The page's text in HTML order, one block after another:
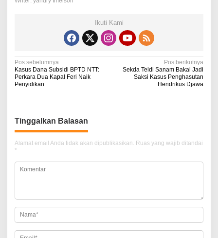
Ikuti Kami
N
a
g
a
s
i
p
s
Pos sebelumnya
Kasus Dana Subsidi BPTD NTT:
Perkara Dua Kapal Feri Naik
Penyidikan
Pos berikutnya
Sekda Teldi Sanam Bakal Jadi
Saksi Kasus Penghasutan
Hendrikus Djawa
Tinggalkan Balasan
Alamat email Anda tidak akan dipublikasikan. Ruas yang wajib ditandai
*